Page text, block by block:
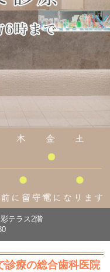
テラス2階
診療の総合歯科医院